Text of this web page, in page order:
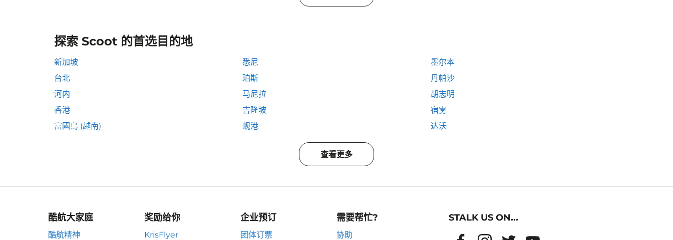
探索 Scoot 的首选目的地
新加坡 悉尼
墨尔本
台北
珀斯
丹帕沙
河内
马尼拉
胡志明
香港
吉隆坡
宿雾
富國島 (越南)
岘港 达沃
查看更多
酷航大家庭
酷航精神
奖励给你
KrisFlyer
企业预订
团体订票
需要帮忙?
协助
STALK US ON...